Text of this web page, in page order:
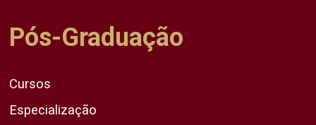
Pós-Graduação
Cursos
Especialização